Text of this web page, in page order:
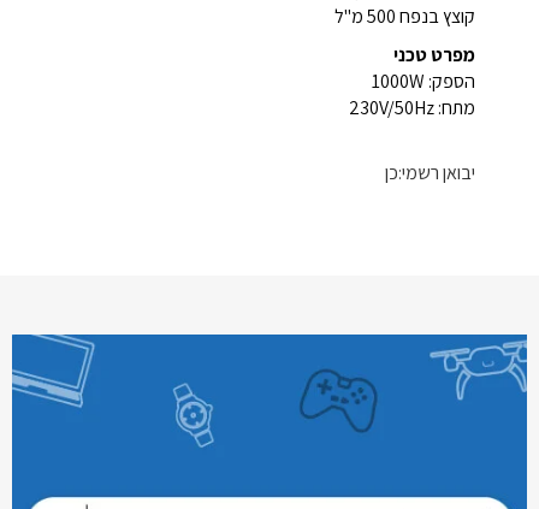
קוצץ בנפח 500 מ"ל
מפרט טכני
הספק: 1000W
מתח: 230V/50Hz
יבואן רשמי:כן